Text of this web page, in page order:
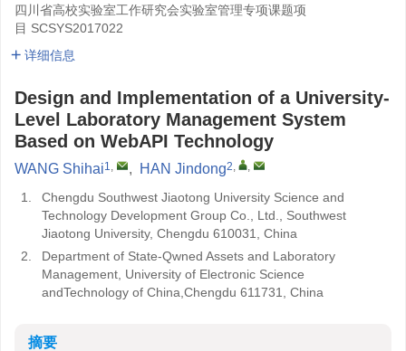
四川省高校实验室工作研究会实验室管理专项课题项
目 SCSYS2017022
详细信息
Design and Implementation of a University-
Level Laboratory Management System
Based on WebAPI Technology
WANG Shihai1, , HAN Jindong2, ,
1.
Chengdu Southwest Jiaotong University Science and
Technology Development Group Co., Ltd., Southwest
Jiaotong University, Chengdu 610031, China
2.
Department of State-Qwned Assets and Laboratory
Management, University of Electronic Science
andTechnology of China,Chengdu 611731, China
摘要